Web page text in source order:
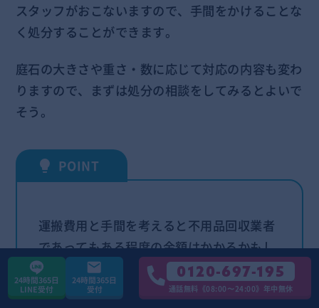
スタッフがおこないますので、手間をかけることな
く処分することができます。
庭石の大きさや重さ・数に応じて対応の内容も変わ
りますので、まずは処分の相談をしてみるとよいで
そう。
運搬費用と手間を考えると不用品回収業者
であってもある程度の金額はかかるかもし
れません。しかし、造園業者や石材店に依
頼するよりはリーズナブルだろうと考えら
24時間365日
LINE受付
24時間365日
受付
0120-697-195
通話無料《08:00〜24:00》年中無休